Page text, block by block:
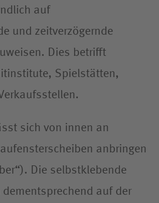
auf
und zeitverzögernde
Dies betrifft
Spielstätten,
sich von innen an
anbringen
Die selbstklebende
auf der